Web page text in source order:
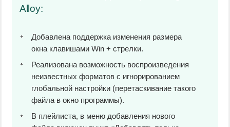
Alloy:
Добавлена поддержка изменения размера
окна клавишами Win + стрелки.
Реализована возможность воспроизведения
неизвестных форматов с игнорированием
глобальной настройки (перетаскивание такого
файла в окно программы).
В плейлиста, в меню добавления нового